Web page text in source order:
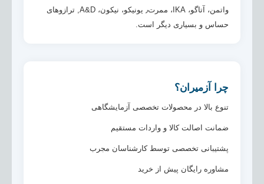
واتمن، آتاگو، IKA، ممرت٫ یونیکو، نیکون، A&D, ترازوهای
حساس و بسیاری دیگر است.
چرا آزمیران؟
تنوع بالا در محصولات تخصصی آزمایشگاهی
ضمانت اصالت کالا و واردات مستقیم
پشتیبانی تخصصی توسط کارشناسان مجرب
مشاوره رایگان پیش از خرید